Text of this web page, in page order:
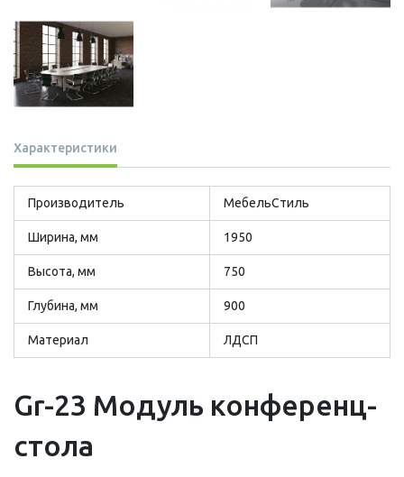
Характеристики
Производитель МебельСтиль
Ширина, мм 1950
Высота, мм 750
Глубина, мм 900
Материал ЛДСП
Gr-23 Модуль конференц-
стола